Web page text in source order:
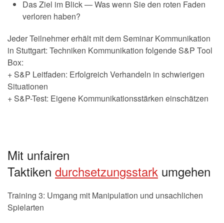
Das Ziel im Blick — Was wenn Sie den roten Faden
verloren haben?
Jeder Teilnehmer erhält mit dem Seminar Kommunikation
in Stuttgart: Techniken Kommunikation folgende S&P Tool
Box:
+ S&P Leitfaden: Erfolgreich Verhandeln in schwierigen
Situationen
+ S&P-Test: Eigene Kommunikationsstärken einschätzen
Mit unfairen
Taktiken durchsetzungsstark umgehen
Training 3: Umgang mit Manipulation und unsachlichen
Spielarten